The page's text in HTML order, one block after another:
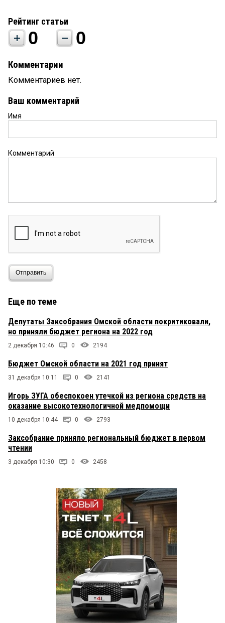
Рейтинг статьи
0 0
Комментарии
Комментариев нет.
Ваш комментарий
Имя
Комментарий
Отправить
Еще по теме
Депутаты Заксобрания Омской области покритиковали,
но приняли бюджет региона на 2022 год
2 декабря 10:46 0 2194
Бюджет Омской области на 2021 год принят
31 декабря 10:11 0 2141
Игорь ЗУГА обеспокоен утечкой из региона средств на
оказание высокотехнологичной медпомощи
10 декабря 10:44 0 2793
Заксобрание приняло региональный бюджет в первом
чтении
3 декабря 10:30 0 2458